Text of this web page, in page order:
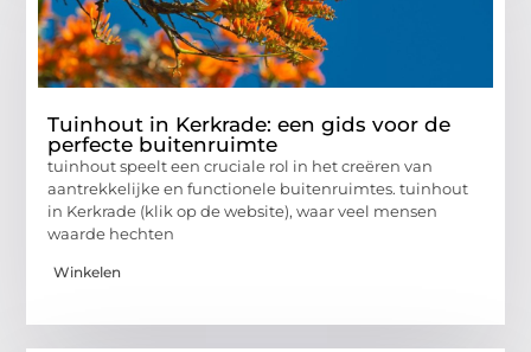
Tuinhout in Kerkrade: een gids voor de
perfecte buitenruimte
tuinhout speelt een cruciale rol in het creëren van
aantrekkelijke en functionele buitenruimtes. tuinhout
in Kerkrade (klik op de website), waar veel mensen
waarde hechten
Winkelen